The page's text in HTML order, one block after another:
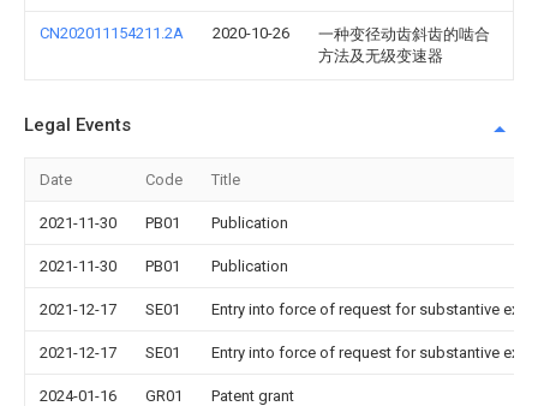
CN202011154211.2A 2020-10-26
一种变径动齿斜齿的啮合
方法及无级变速器
Legal Events
Date Code Title
2021-11-30 PB01 Publication
2021-11-30 PB01 Publication
2021-12-17 SE01 Entry into force of request for substantive
2021-12-17 SE01 Entry into force of request for substantive
2024-01-16 GR01 Patent grant